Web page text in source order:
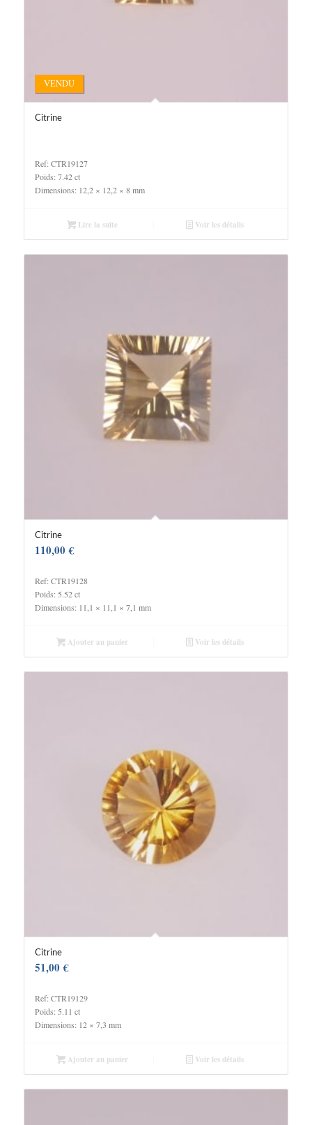
Citrine
VENDU
Ref: CTR19127
Poids: 7.42 ct
Dimensions: 12,2 × 12,2 × 8 mm
Lire la suite Voir les détails
Citrine
110,00€
Ref: CTR19128
Poids: 5.52 ct
Dimensions: 11,1 × 11,1 × 7,1 mm
Ajouter au panier Voir les détails
Citrine
51,00€
Ref: CTR19129
Poids: 5.11 ct
Dimensions: 12 × 7,3 mm
Ajouter au panier Voir les détails